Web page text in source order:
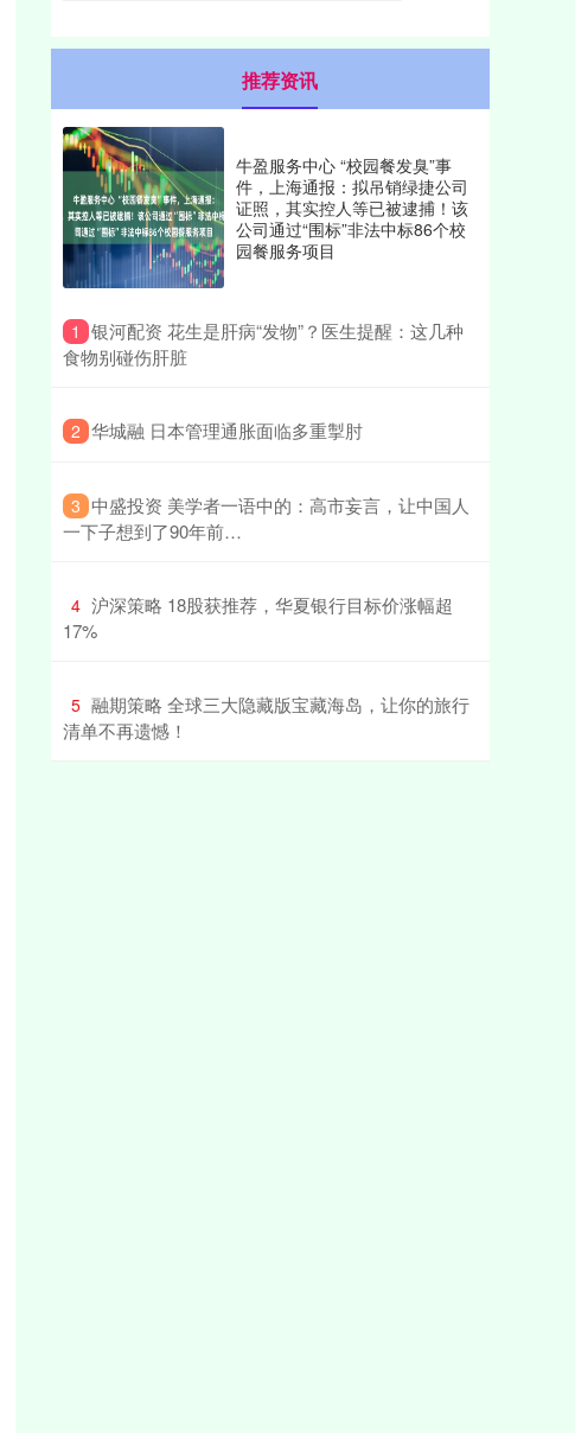
推荐资讯
牛盈服务中心 “校园餐发臭”事
件，上海通报：拟吊销绿捷公司
证照，其实控人等已被逮捕！该
公司通过“围标”非法中标86个校
园餐服务项目
1 ​银河配资 花生是肝病“发物”？医生提醒：这几种
食物别碰伤肝脏
2 ​华城融 日本管理通胀面临多重掣肘
3 ​中盛投资 美学者一语中的：高市妄言，让中国人
一下子想到了90年前…
4 ​沪深策略 18股获推荐，华夏银行目标价涨幅超
17%
5 ​融期策略 全球三大隐藏版宝藏海岛，让你的旅行
清单不再遗憾！